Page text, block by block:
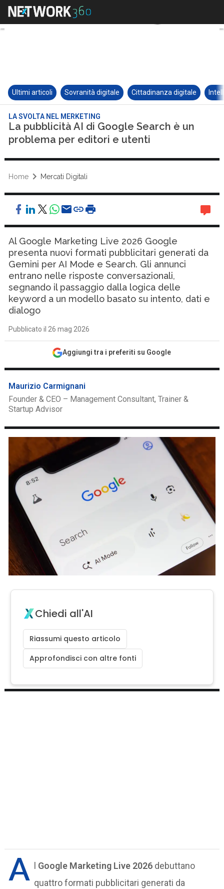
Ultimi articoli Sovranità digitale Cittadinanza digitale
LA SVOLTA NEL MERKETING
La pubblicità AI di Google Search è un
problema per editori e utenti
Home Mercati Digitali
Al Google Marketing Live 2026 Google
presenta nuovi formati pubblicitari generati da
Gemini per AI Mode e Search. Gli annunci
entrano nelle risposte conversazionali,
segnando il passaggio dalla logica delle
keyword a un modello basato su intento, dati e
dialogo
Pubblicato il 26 mag 2026
Aggiungi tra i preferiti su Google
Maurizio Carmignani
Founder & CEO – Management Consultant, Trainer &
Startup Advisor
Chiedi all'AI
Riassumi questo articolo
Approfondisci con altre fonti
A Google Marketing Live 2026 debuttano
quattro formati pubblicitari generati da